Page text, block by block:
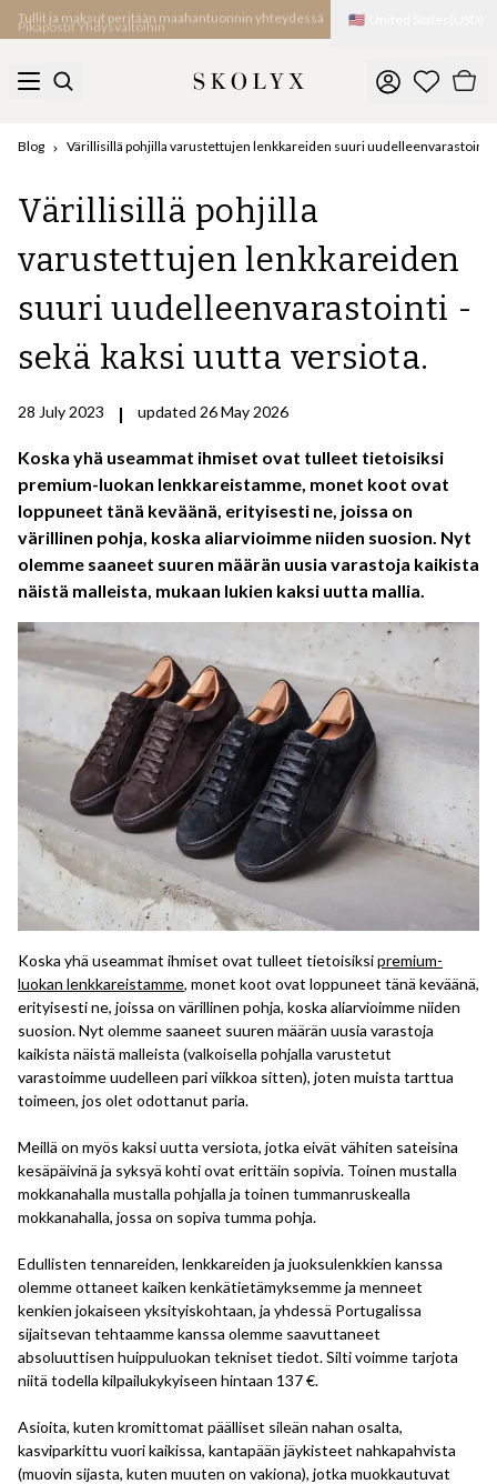
Pikapostit Yhdysvaltoihin 🇺🇸
Blog Värillisillä pohjilla varustettujen lenkkareiden suuri uudelleenvarastointi
Värillisillä pohjilla
varustettujen lenkkareiden
suuri uudelleenvarastointi -
sekä kaksi uutta versiota.
28 July 2023 | updated 26 May 2026
Koska yhä useammat ihmiset ovat tulleet tietoisiksi
premium-luokan lenkkareistamme, monet koot ovat
loppuneet tänä keväänä, erityisesti ne, joissa on
värillinen pohja, koska aliarvioimme niiden suosion. Nyt
olemme saaneet suuren määrän uusia varastoja kaikista
näistä malleista, mukaan lukien kaksi uutta mallia.
Koska yhä useammat ihmiset ovat tulleet tietoisiksipremium-
luokan lenkkareistamme, monet koot ovat loppuneet tänä keväänä,
erityisesti ne, joissa on värillinen pohja, koska aliarvioimme niiden
suosion. Nyt olemme saaneet suuren määrän uusia varastoja
kaikista näistä malleista (valkoisella pohjalla varustetut
varastoimme uudelleen pari viikkoa sitten), joten muista tarttua
toimeen, jos olet odottanut paria.
Meillä on myös kaksi uutta versiota, jotka eivät vähiten sateisina
kesäpäivinä ja syksyä kohti ovat erittäin sopivia. Toinen mustalla
mokkanahalla mustalla pohjalla ja toinen tummanruskealla
mokkanahalla, jossa on sopiva tumma pohja.
Edullisten tennareiden, lenkkareiden ja juoksulenkkien kanssa
olemme ottaneet kaiken kenkätietämyksemme ja menneet
kenkien jokaiseen yksityiskohtaan, ja yhdessä Portugalissa
sijaitsevan tehtaamme kanssa olemme saavuttaneet
absoluuttisen huippuluokan tekniset tiedot. Silti voimme tarjota
niitä todella kilpailukykyiseen hintaan 137 €.
Asioita, kuten kromittomat päälliset sileän nahan osalta,
kasviparkittu vuori kaikissa, kantapään jäykisteet nahkapahvista
(muovin sijasta, kuten muuten on vakiona), jotka muokkautuvat